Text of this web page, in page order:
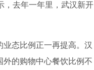
，去年一年里，武汉新开
态比例正一再提高。汉
的购物中心餐饮比例不